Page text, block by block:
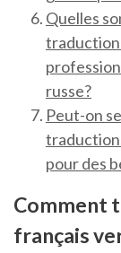
Quelles
traduction
russe?
Peut-on
pour des
Comment
français